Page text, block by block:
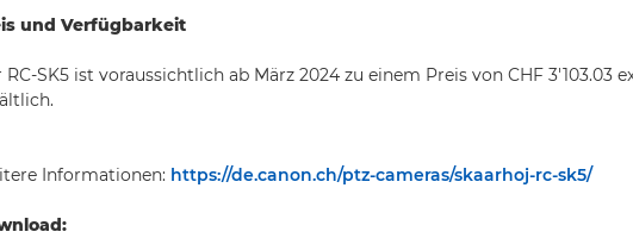
und Verfügbarkeit
RC-SK5 ist voraussichtlich ab März 2024 zu einem Preis von CHF 3'103.03
Informationen: https://de.canon.ch/ptz-cameras/skaarhoj-rc-sk5/